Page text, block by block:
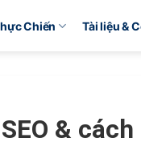
Chiến Tài liệu &
&